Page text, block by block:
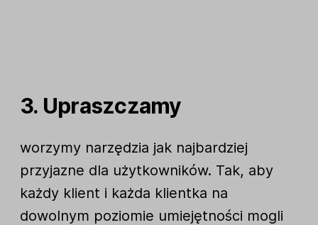
3. Upraszczamy
worzymy narzędzia jak najbardziej
przyjazne dla użytkowników. Tak, aby
każdy klient i każda klientka na
dowolnym poziomie umiejętności mogli